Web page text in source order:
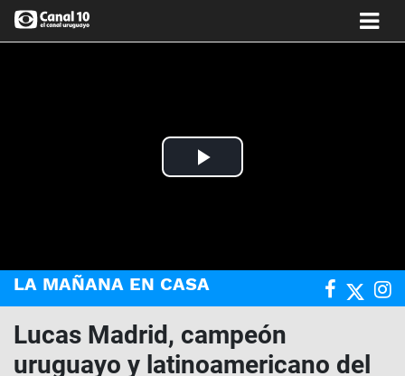
Play
LA MAÑANA EN CASA
Lucas Madrid, campeón
uruguayo y latinoamericano del